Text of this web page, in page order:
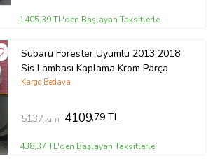
1405,39 TL'den Başlayan Taksitlerle
Subaru Forester Uyumlu 2013 2018
Sis Lambası Kaplama Krom Parça
Kargo Bedava
5137,24 TL 4109,79 TL
438,37 TL'den Başlayan Taksitlerle